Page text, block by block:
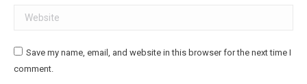
Website
Save my name, email, and website in this browser for the next time I
comment.